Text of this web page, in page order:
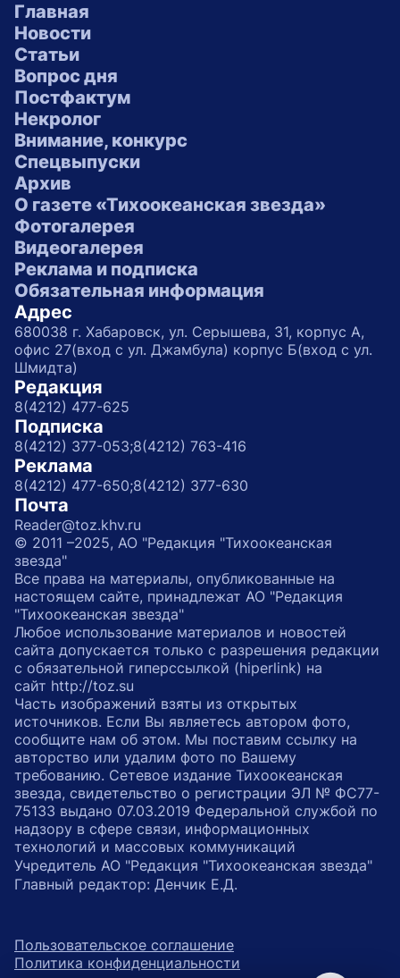
Главная
Новости
Статьи
Вопрос дня
Постфактум
Некролог
Внимание, конкурс
Спецвыпуски
Архив
О газете «Тихоокеанская звезда»
Фотогалерея
Видеогалерея
Реклама и подписка
Обязательная информация
Адрес
680038 г. Хабаровск, ул. Серышева, 31, корпус А,
офис 27(вход с ул. Джамбула) корпус Б(вход с ул.
Шмидта)
Редакция
8(4212) 477-625
Подписка
8(4212) 377-053;8(4212) 763-416
Реклама
8(4212) 477-650;8(4212) 377-630
Почта
Reader@toz.khv.ru
© 2011 –2025, АО "Редакция "Тихоокеанская
звезда"
Все права на материалы, опубликованные на
настоящем сайте, принадлежат АО "Редакция
"Тихоокеанская звезда"
Любое использование материалов и новостей
сайта допускается только с разрешения редакции
с обязательной гиперссылкой (hiperlink) на
сайт http://toz.su
Часть изображений взяты из открытых
источников. Если Вы являетесь автором фото,
сообщите нам об этом. Мы поставим ссылку на
авторство или удалим фото по Вашему
требованию. Сетевое издание Тихоокеанская
звезда, свидетельство о регистрации ЭЛ № ФС77-
75133 выдано 07.03.2019 Федеральной службой по
надзору в сфере связи, информационных
технологий и массовых коммуникаций
Учредитель АО "Редакция "Тихоокеанская звезда"
Главный редактор: Денчик Е.Д.
Пользовательское соглашение
Политика конфиденциальности